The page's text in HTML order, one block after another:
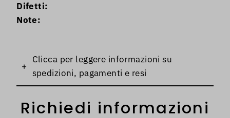
Difetti:
Note:
+
Clicca per leggere informazioni su
spedizioni, pagamenti e resi
Richiedi informazioni